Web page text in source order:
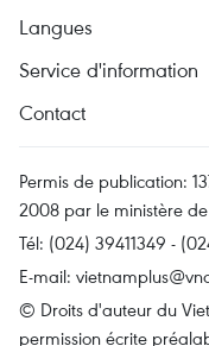
Langues
Service d'information
Contact
Permis de publication:
2008 par le ministère
Tél: (024) 39411349 -
E-mail:
© Droits d'auteur du
permission écrite